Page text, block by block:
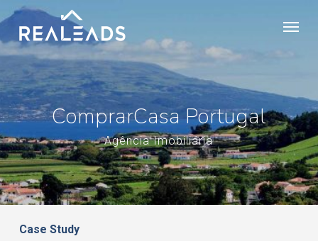
Skip
main
content
ComprarCasa Portugal
Agência Imobiliária
Case Study